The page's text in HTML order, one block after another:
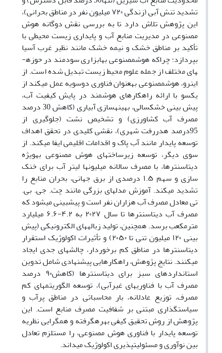
تشدید تنش آبی (زندگی۷۲۰میلیون نفر در مناطق بحرانی)،
این پژوهش تلاش دارد تا به بررسی نقش دوگانه هوش
مصنوعی در مدیریت منابع آب و پایداری زیست محیطی با
تأکید بر مناطق خشک و نیمه خشک مانند نظیر غرب آسیا
بپردازد؛ چراکه هوش­مصنوعیبه­ابزاری سودمند در حوزه­
های مختلف از جمله علوم محیط زیست تبدیل شده است. از
اینرو، هوش­مصنوعی به­عنوان فناوری دوسویه عمل می­کند از
یکسو با ارائه راهکارهای هوشمند در پایش کیفیت آب،
پیش بینی خشکسالی، بهینه­سازی آبیاری (کاهش30 درصد
مصرف آب کشاورزی) و تشخیص نشت (جلوگیری از
95درصد
هدررفت شهری)، نقشی کلیدی در تحقق اهداف
توسعه پایدارمانند آب پاک و اقدامات اقلیمی ایفا می­کند. از
سوی دیگر، توسعه زیرساخت­های هوش مصنوعی به­ویژه
دیتاسنترها، با مصرف سالانه میلیون­ها لیتر آب برای خنک
سازی و سهم ۱.۵ درصدی از برق جهانی، بحران منابع را
تشدید می­کند. آموزش مدل­های بزرگی مانند چت. جی. بی.
تی معادل مصرف آب هزاران نفر است و پیش­بینی می­شود که
مصرف آب دیتاسنترها تا سال ۲۰۲۷ به ۴.۲-۶.۶ میلیارد
مترمکعب برسد. همچنین، تولید زباله­های الکترونیکی (پیش
بینی ۱۲۰ میلیون تنی تا ۲۰۵۰) و تأثیرات اکولوژیک استقرار
دیتاسنترها در مناطق کم برخوردار، چالش­های جدی ایجاد
می­کنند. نتایج پژوهش، راهکارهایی پیشنهادی شامل تدوین
استانداردهای سبز برای دیتاسنترها (کاهش­۹۰ درصد
مصرف آب با فناوری­های غیرآبی)، توسعه الگوریتم­های کم
مصرف،توزیع عادلانه، بار محاسباتی در مناطق پرآب و
سیاستگذاری مبتنی بر شفافیت مصرف منابع است. این
پژوهش از روش تحقیق کیفی بهره­گرفته و همگرایی نظریه
توسعه پایدار با فناوری هوش مصنوعی، را مستلزم تعادل
بین نوآوری و مسئولیت­پذیری اکولوژیک می­داند.